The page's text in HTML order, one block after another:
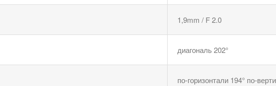
1,9mm / F 2.0
диагональ 202°
по-горизонтали 194° по-